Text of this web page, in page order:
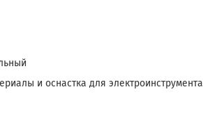
и оснастка для электроинструмента